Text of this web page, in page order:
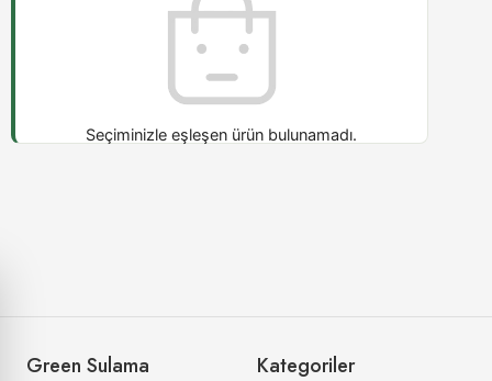
Seçiminizle eşleşen ürün bulunamadı.
Green Sulama Kategoriler